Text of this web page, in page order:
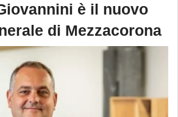
è il nuovo
di Mezzacorona